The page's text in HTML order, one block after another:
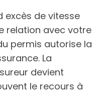
excès de vitesse
relation avec votre
permis autorise la
La
devient
le recours à